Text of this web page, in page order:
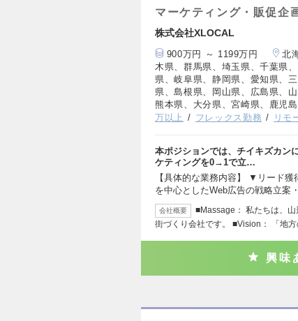
マーケティング・販促企
株式会社XLOCAL
900万円 ～ 1199万円
北
木県、群馬県、埼玉県、千葉県
県、岐阜県、静岡県、愛知県、
県、島根県、岡山県、広島県、
熊本県、大分県、宮崎県、鹿児
万以上
フレックス勤務 リモ
本ポジションでは、チイキズカン
ケティングを0→1で立…
【具体的な業務内容】 ▼リード
を中心としたWeb広告の戦略立案
会社概要
■Massage： 私たちは、
街づくり会社です。 ■Vision： 「地
興味